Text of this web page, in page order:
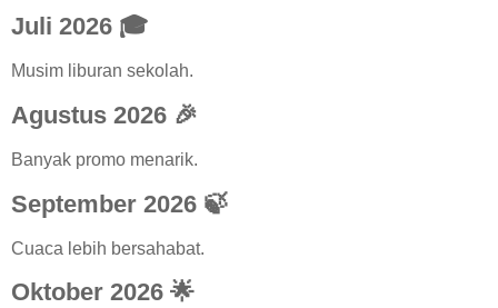
Juli 2026 🎓
Musim liburan sekolah.
Agustus 2026 🎉
Banyak promo menarik.
September 2026 🍃
Cuaca lebih bersahabat.
Oktober 2026 🌟